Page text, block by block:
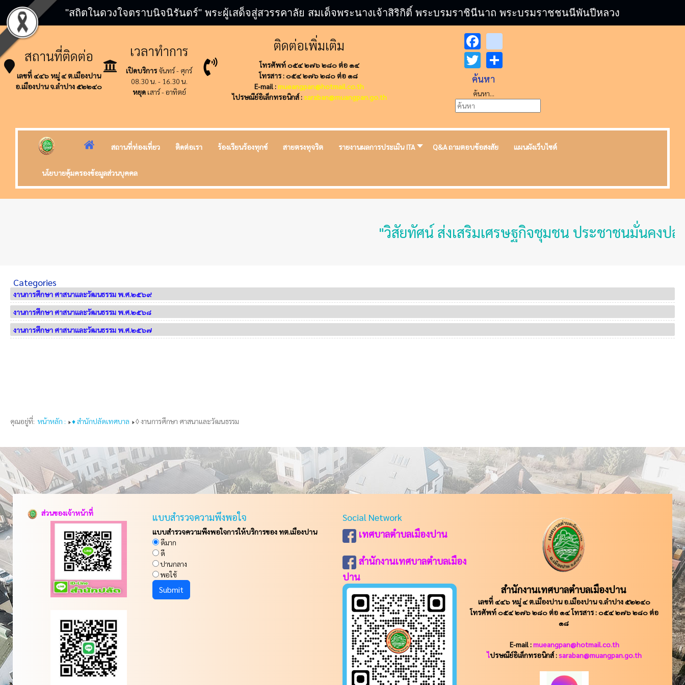
"สถิตในดวงใจตราบนิจนิรันดร์" พระผู้เสด็จสู่สวรรคาลัย สมเด็จพระนางเจ้าสิริกิติ์ พระบรมราชินีนาถ พระบรมราชชนนีพันปีหลวง
สถานที่ติดต่อ
เลขที่ ๔๔๖ หมู่ ๔ ต.เมืองปาน
อ.เมืองปาน จ.ลำปาง ๕๒๒๔๐
เวลาทำการ
เปิดบริการจันทร์ - ศุกร์
08.30 น. - 16.30 น.
หยุดเสาร์ - อาทิตย์
ติดต่อเพิ่มเติม
โทรศัพท์ ๐๕๔ ๒๗๖ ๒๘๐ ต่อ ๑๔
โทรสาร : ๐๕๔ ๒๗๖ ๒๘๐ ต่อ ๑๘
E-mail :mueangpan@hotmail.co.th
ไปรษณีย์อิเล็กทรอนิกส์ : saraban@muangpan.go.th
Facebook
Twitter
ค้นหา
ค้นหา...
สถานที่ท่องเที่ยว ติดต่อเรา ร้องเรียนร้องทุกข์ สายตรงทุจริต รายงานผลการประเมิน ITA Q&A ถามตอบข้อสงสัย แผนผังเว็บไซต์
นโยบายคุ้มครองข้อมูลส่วนบุคคล
"วิสัยทัศน์ ส่งเสริมเศรษฐกิจชุมชน ประชาชนมั่นคงปลอ
Categories
งานการศึกษา ศาสนาและวัฒนธรรม พ.ศ.๒๕๖๙
งานการศึกษา ศาสนาและวัฒนธรรม พ.ศ.๒๕๖๘
งานการศึกษา ศาสนาและวัฒนธรรม พ.ศ.๒๕๖๗
คุณอยู่ที่: หน้าหลัก : ♦ สำนักปลัดเทศบาล ◊ งานการศึกษา ศาสนาและวัฒนธรรม
ส่วนของเจ้าหน้าที่ แบบสำรวจความพึงพอใจ
แบบสำรวจความพึงพอใจการให้บริการของ ทต.เมืองปาน
ดีมาก
ดี
ปานกลาง
พอใช้
Social Network
เทศบาลตำบลเมืองปาน
สำนักงานเทศบาลตำบลเมือง
ปาน
สำนักงานเทศบาลตำบลเมืองปาน
เลขที่ ๔๔๖ หมู่ ๔ ต.เมืองปาน อ.เมืองปาน จ.ลำปาง ๕๒๒๔๐
โทรศัพท์ ๐๕๔ ๒๗๖ ๒๘๐ ต่อ ๑๔ โทรสาร : ๐๕๔ ๒๗๖ ๒๘๐ ต่อ
๑๘
E-mail :mueangpan@hotmail.co.th
ไปรษณีย์อิเล็กทรอนิกส์ :saraban@muangpan.go.th